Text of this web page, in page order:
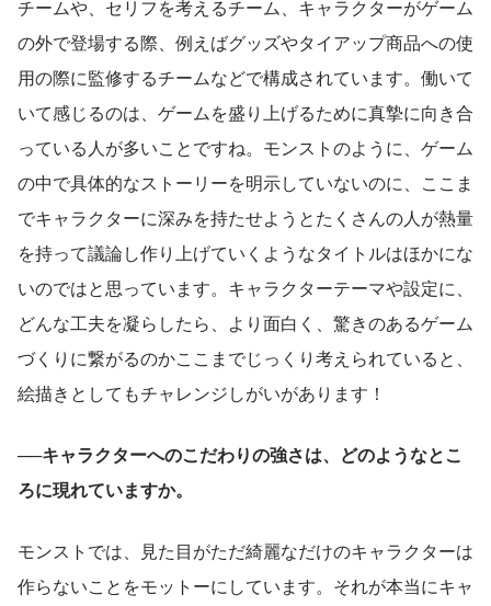
チームや、セリフを考えるチーム、キャラクターがゲーム
の外で登場する際、例えばグッズやタイアップ商品への使
用の際に監修するチームなどで構成されています。働いて
いて感じるのは、ゲームを盛り上げるために真摯に向き合
っている人が多いことですね。モンストのように、ゲーム
の中で具体的なストーリーを明示していないのに、ここま
でキャラクターに深みを持たせようとたくさんの人が熱量
を持って議論し作り上げていくようなタイトルはほかにな
いのではと思っています。キャラクターテーマや設定に、
どんな工夫を凝らしたら、より面白く、驚きのあるゲーム
づくりに繋がるのかここまでじっくり考えられていると、
絵描きとしてもチャレンジしがいがあります！
──キャラクターへのこだわりの強さは、どのようなとこ
ろに現れていますか。
モンストでは、見た目がただ綺麗なだけのキャラクターは
作らないことをモットーにしています。それが本当にキャ